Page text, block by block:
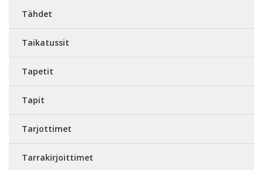
Tähdet
Taikatussit
Tapetit
Tapit
Tarjottimet
Tarrakirjoittimet